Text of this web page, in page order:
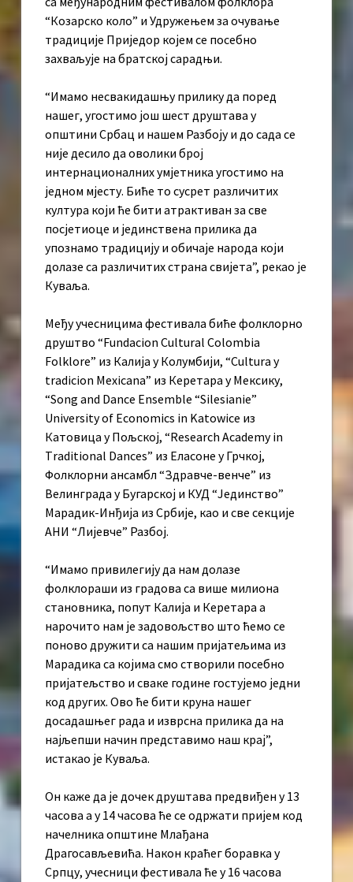
“Козарско коло” и Удружењем за очување
традиције Приједор којем се посебно
захваљује на братској сарадњи.
“Имамо несвакидашњу прилику да поред
нашег, угостимо још шест друштава у
општини Србац и нашем Разбоју и до сада се
није десило да оволики број
интернационалних умјетника угостимо на
једном мјесту. Биће то сусрет различитих
култура који ће бити атрактиван за све
посјетиоце и јединствена прилика да
упознамо традицију и обичаје народа који
долазе са различитих страна свијета”, рекао је
Куваља.
Међу учесницима фестивала биће фолклорно
друштво “Fundacion Cultural Colombia
Folklore” из Калија у Колумбији, “Cultura y
tradicion Mexicana” из Керетара у Мексику,
“Song and Dance Ensemble “Silesianie”
University of Economics in Katowice из
Катовица у Пољској, “Research Аcademy in
Тraditional Dances” из Еласоне у Грчкој,
Фолклорни ансамбл “Здравче-венче” из
Велинграда у Бугарској и КУД “Јединство”
Марадик-Инђија из Србије, као и све секције
АНИ “Лијевче” Разбој.
“Имамо привилегију да нам долазе
фолклораши из градова са више милиона
становника, попут Калија и Керетара а
нарочито нам је задовољство што ћемо се
поново дружити са нашим пријатељима из
Марадика са којима смо створили посебно
пријатељство и сваке године гостујемо једни
код других. Ово ће бити круна нашег
досадашњег рада и изврсна прилика да на
најљепши начин представимо наш крај”,
истакао је Куваља.
Он каже да је дочек друштава предвиђен у 13
часова а у 14 часова ће се одржати пријем код
начелника општине Млађана
Драгосављевића. Након краћег боравка у
Српцу, учесници фестивала ће у 16 часова